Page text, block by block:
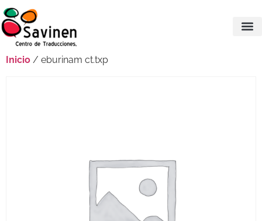
Inicio / eburinam ct.txp